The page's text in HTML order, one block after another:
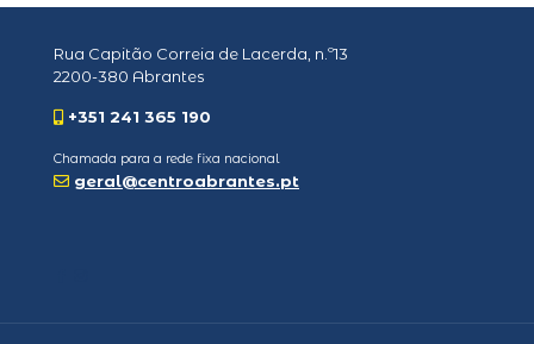
Rua Capitão Correia de Lacerda, n.º13
2200-380 Abrantes
+351 241 365 190
Chamada para a rede fixa nacional
geral@centroabrantes.pt